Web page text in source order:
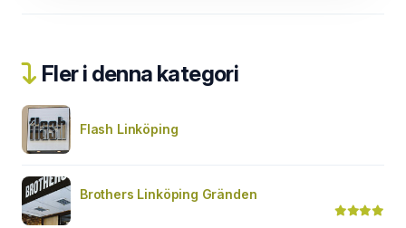
Fler i denna kategori
Flash Linköping
Brothers Linköping Gränden